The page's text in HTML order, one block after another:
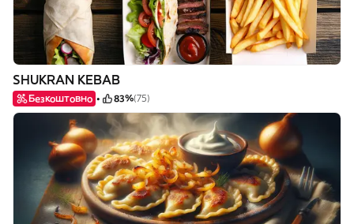
SHUKRAN KEBAB
Безкоштовно 83%(75)